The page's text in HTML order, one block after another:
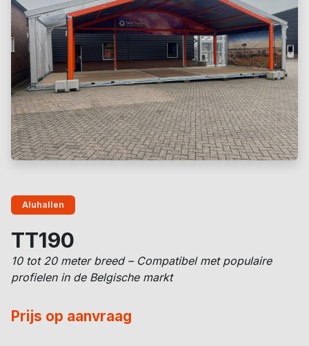
Aluhallen
TT190
10 tot 20 meter breed – Compatibel met populaire
profielen in de Belgische markt
Prijs op aanvraag